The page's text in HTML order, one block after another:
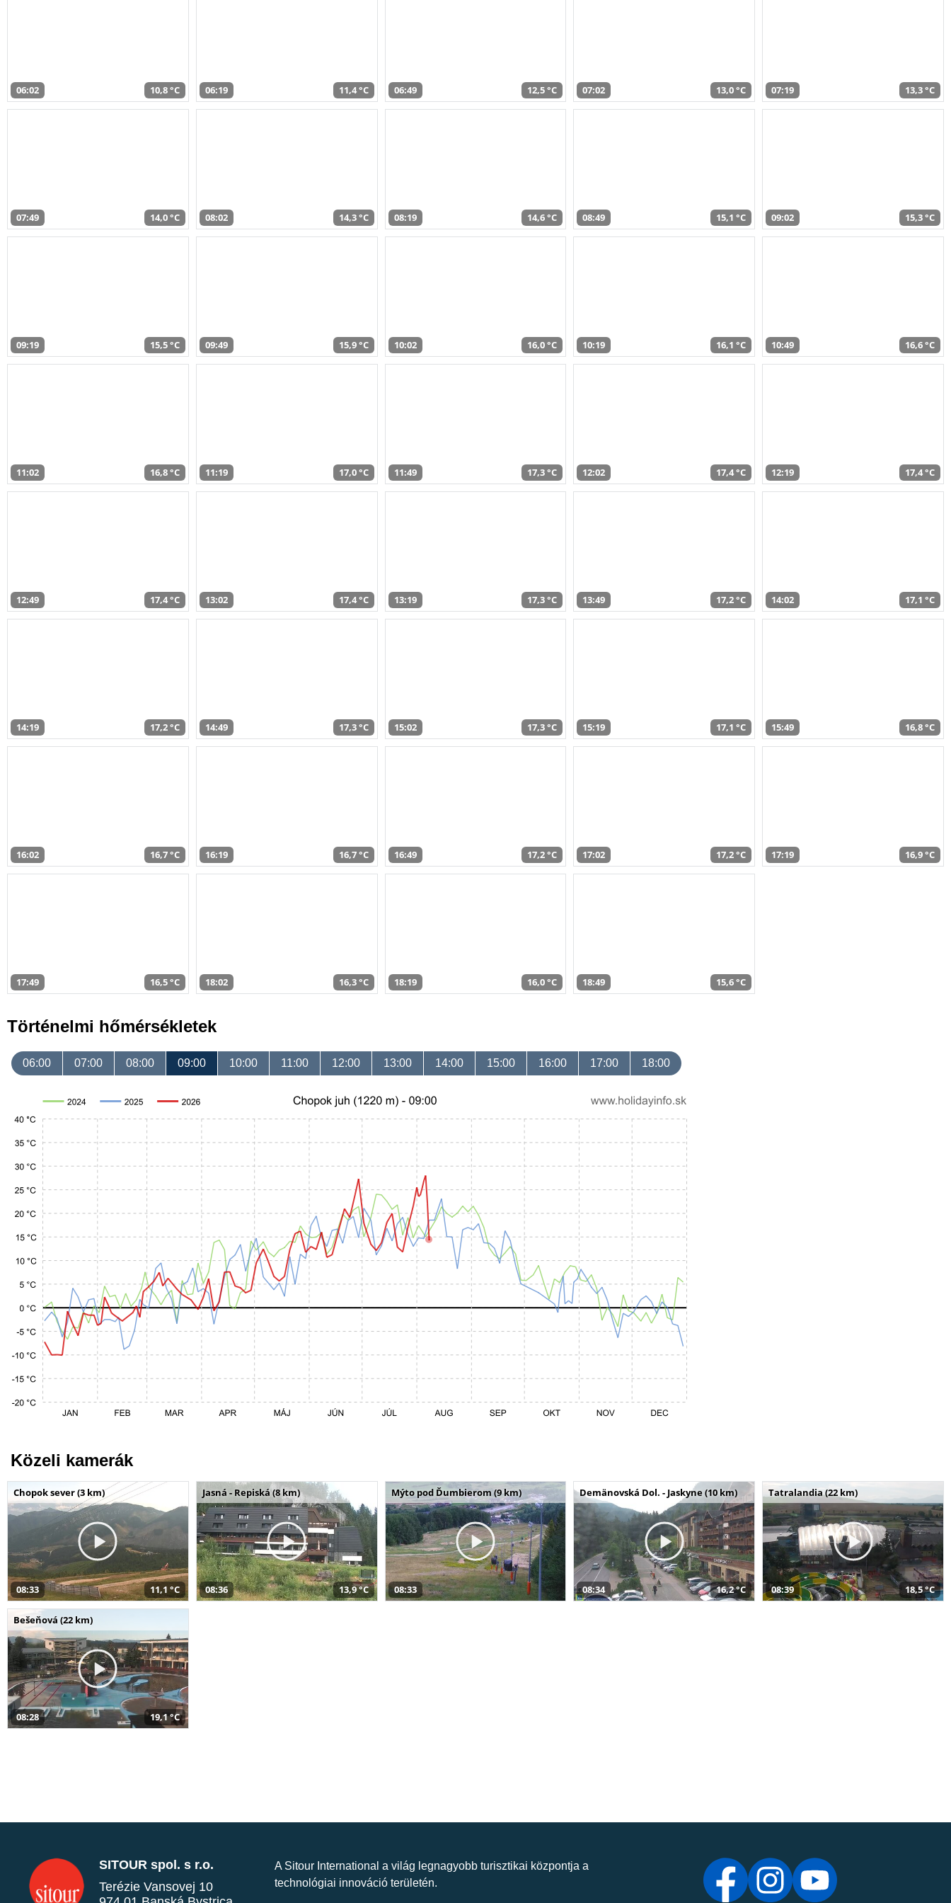
06:02 10,8 °C 06:19 11,4 °C 06:49 12,5 °C 07:02 13,0 °C 07:19 13,3 °C
07:49 14,0 °C 08:02 14,3 °C 08:19 14,6 °C 08:49 15,1 °C 09:02 15,3 °C
09:19 15,5 °C 09:49 15,9 °C 10:02 16,0 °C 10:19 16,1 °C 10:49 16,6 °C
11:02 16,8 °C 11:19 17,0 °C 11:49 17,3 °C 12:02 17,4 °C 12:19 17,4 °C
12:49 17,4 °C 13:02 17,4 °C 13:19 17,3 °C 13:49 17,2 °C 14:02 17,1 °C
14:19 17,2 °C 14:49 17,3 °C 15:02 17,3 °C 15:19 17,1 °C 15:49 16,8 °C
16:02 16,7 °C 16:19 16,7 °C 16:49 17,2 °C 17:02 17,2 °C 17:19 16,9 °C
17:49 16,5 °C 18:02 16,3 °C 18:19 16,0 °C 18:49 15,6 °C
Történelmi hőmérsékletek
06:00 07:00 08:00 09:00 10:00 11:00 12:00 13:00 14:00 15:00 16:00 17:00 18:00
Közeli kamerák
Chopok sever (3 km)
08:33 11,1 °C
Jasná - Repiská (8 km)
08:36 13,9 °C
Mýto pod Ďumbierom (9 km)
08:33
Demänovská Dol. - Jaskyne (10 km)
08:34 16,2 °C
Tatralandia (22 km)
08:39 18,5 °C
Bešeňová (22 km)
08:28 19,1 °C
SITOUR spol. s r.o.
Terézie Vansovej 10
A Sitour International a világ legnagyobb turisztikai központja a
technológiai innováció területén.